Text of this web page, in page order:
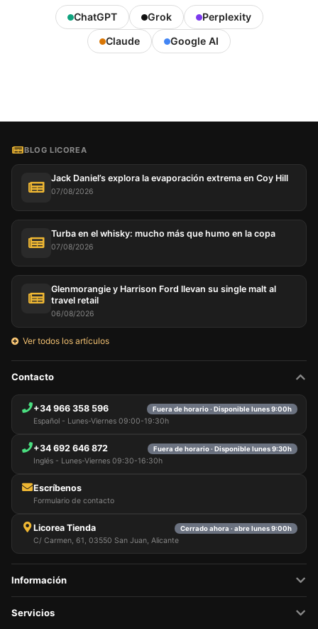
ChatGPT Grok
Perplexity
Claude
Google AI
BLOG LICOREA
Jack Daniel’s explora la evaporación extrema en Coy Hill
07/08/2026
Turba en el whisky: mucho más que humo en la copa
07/08/2026
Glenmorangie y Harrison Ford llevan su single malt al
travel retail
06/08/2026
Ver todos los artículos
Contacto
+34 966 358 596 Fuera de horario · Disponible lunes 9:00h
Español - Lunes-Viernes 09:00-19:30h
+34 692 646 872 Fuera de horario · Disponible lunes 9:30h
Inglés - Lunes-Viernes 09:30-16:30h
Escríbenos
Formulario de contacto
Licorea Tienda Cerrado ahora · abre lunes 9:00h
C/ Carmen, 61, 03550 San Juan, Alicante
Información
Servicios